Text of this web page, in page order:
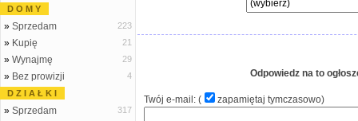
D O M Y
» Sprzedam 223
» Kupię 21
» Wynajmę 29
» Bez prowizji
4
D Z I A Ł K I
» Sprzedam 317
Odpowiedz na to
Twój e-mail: ( zapamiętaj tymczasowo)